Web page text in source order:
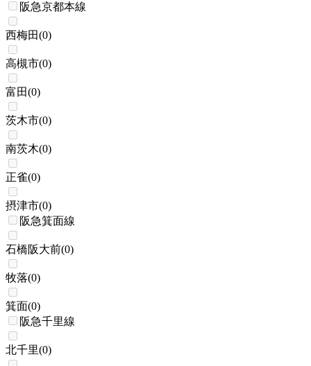
阪急京都本線
西梅田(0)
高槻市(0)
富田(0)
茨木市(0)
南茨木(0)
正雀(0)
摂津市(0)
阪急箕面線
石橋阪大前(0)
牧落(0)
箕面(0)
阪急千里線
北千里(0)